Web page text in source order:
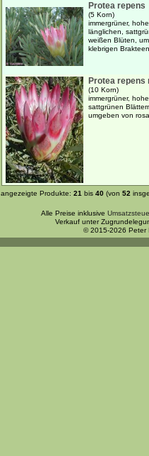
Protea repens
(5 Korn)
immergrüner,
länglichen,
weißen Blüten,
klebrigen
Protea repens
(10 Korn)
immergrüner,
sattgrünen
umgeben von
angezeigte Produkte: 21 bis 40 (von 52
Alle Preise inklusive
Verkauf unter
© 2015-2026 Peter